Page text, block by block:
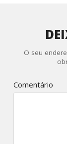
O seu
Comentário